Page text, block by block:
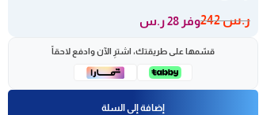
ر.س242 وفر 28 ر.س
قسّمها على طريقتك، اشترِ الآن وادفع لاحقاً
إضافة إلى السلة